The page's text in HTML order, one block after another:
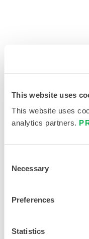
This website uses
This website uses
analytics partners.
Selection
Necessary
Preferences
Statistics